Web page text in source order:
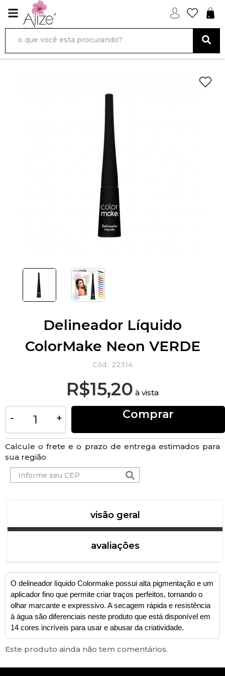
Delineador Líquido
ColorMake Neon VERDE
Cód.: 22314
R$15,20 à vista
+
- Comprar
Calcule o frete e o prazo de entrega estimados para
sua região
visão geral
avaliações
O delineador líquido Colormake possui alta pigmentação e um
aplicador fino que permite criar traços perfeitos, tornando o
olhar marcante e expressivo. A secagem rápida e resistência
à água são diferenciais neste produto que está disponível em
14 cores incríveis para usar e abusar da criatividade.
Este produto ainda não tem comentários.